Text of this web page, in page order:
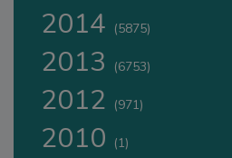
2014 (5875)
2013 (6753)
2012 (971)
2010 (1)